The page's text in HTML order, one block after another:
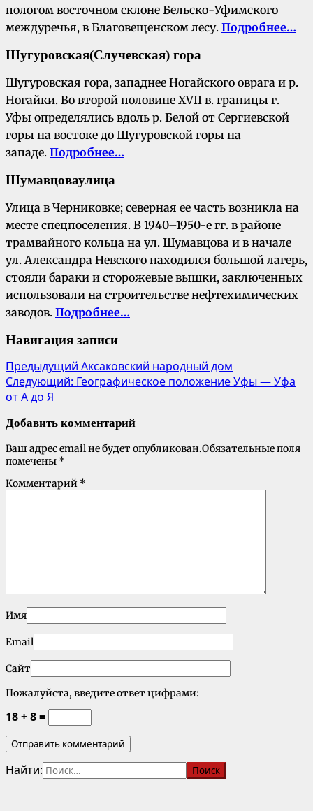
пологом восточном склоне Бельско-Уфимского
междуречья, в Благовещенском лесу. Подробнее…
Шугуровская(Случевская) гора
Шугуровская гора, западнее Ногайского оврага и р.
Ногайки. Во второй половине XVII в. границы г.
Уфы определялись вдоль р. Белой от Сергиевской
горы на востоке до Шугуровской горы на
западе. Подробнее…
Шумавцоваулица
Улица в Черниковке; северная ее часть возникла на
месте спецпоселения. В 1940–1950-е гг. в районе
трамвайного кольца на ул. Шумавцова и в начале
ул. Александра Невского находился большой лагерь,
стояли бараки и сторожевые вышки, заключенных
использовали на строительстве нефтехимических
заводов. Подробнее…
Навигация записи
Предыдущий Аксаковский народный дом
Следующий: Географическое положение Уфы — Уфа
от А до Я
Добавить комментарий
Ваш адрес email не будет опубликован.Обязательные поля
помечены *
Комментарий *
Имя
Email
Сайт
Пожалуйста, введите ответ цифрами:
18 + 8 =
Найти: